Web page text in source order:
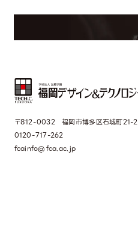
〒812-0032 福岡市博多区石城町21-2
0120-717-262
fcainfo@fca.ac.jp